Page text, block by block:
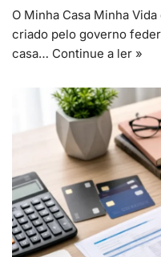
O Minha Casa Minha
criado pelo governo
casa… Continue a ler »